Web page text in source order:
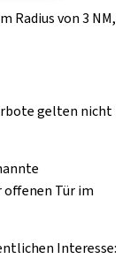
von 3 NM,
gelten nicht
offenen Tür im
Interesse: